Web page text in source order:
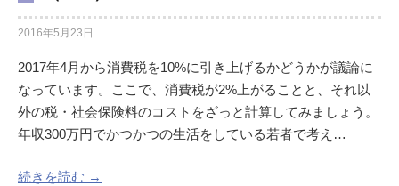
2016年5月23日
2017年4月から消費税を10%に引き上げるかどうかが議論に
なっています。ここで、消費税が2%上がることと、それ以
外の税・社会保険料のコストをざっと計算してみましょう。
年収300万円でかつかつの生活をしている若者で考え…
続きを読む →